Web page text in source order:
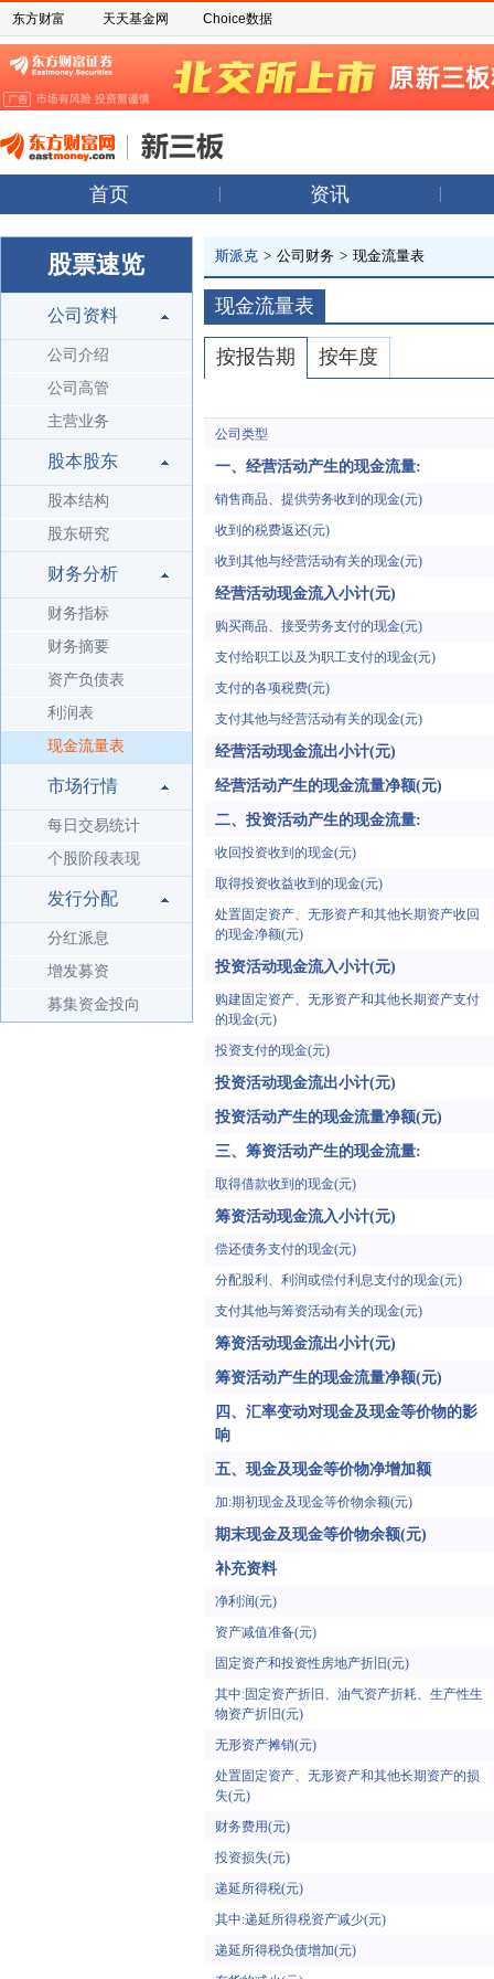
东方财富 天天基金网 Choice数据
首页 资讯
股票速览
公司资料
公司介绍
公司高管
主营业务
股本股东
股本结构
股东研究
财务分析
财务指标
财务摘要
资产负债表
利润表
现金流量表
市场行情
每日交易统计
个股阶段表现
发行分配
分红派息
增发募资
募集资金投向
斯派克 > 公司财务 > 现金流量表
现金流量表
按报告期 按年度
公司类型
一、经营活动产生的现金流量:
销售商品、提供劳务收到的现金(元)
收到的税费返还(元)
收到其他与经营活动有关的现金(元)
经营活动现金流入小计(元)
购买商品、接受劳务支付的现金(元)
支付给职工以及为职工支付的现金(元)
支付的各项税费(元)
支付其他与经营活动有关的现金(元)
经营活动现金流出小计(元)
经营活动产生的现金流量净额(元)
二、投资活动产生的现金流量:
收回投资收到的现金(元)
取得投资收益收到的现金(元)
处置固定资产、无形资产和其他长期资产收回
的现金净额(元)
投资活动现金流入小计(元)
购建固定资产、无形资产和其他长期资产支付
的现金(元)
投资支付的现金(元)
投资活动现金流出小计(元)
投资活动产生的现金流量净额(元)
三、筹资活动产生的现金流量:
取得借款收到的现金(元)
筹资活动现金流入小计(元)
偿还债务支付的现金(元)
分配股利、利润或偿付利息支付的现金(元)
支付其他与筹资活动有关的现金(元)
筹资活动现金流出小计(元)
筹资活动产生的现金流量净额(元)
四、汇率变动对现金及现金等价物的影
响
五、现金及现金等价物净增加额
加:期初现金及现金等价物余额(元)
期末现金及现金等价物余额(元)
补充资料
净利润(元)
资产减值准备(元)
固定资产和投资性房地产折旧(元)
其中:固定资产折旧、油气资产折耗、生产性生
物资产折旧(元)
无形资产摊销(元)
处置固定资产、无形资产和其他长期资产的损
失(元)
财务费用(元)
投资损失(元)
递延所得税(元)
其中:递延所得税资产减少(元)
递延所得税负债增加(元)